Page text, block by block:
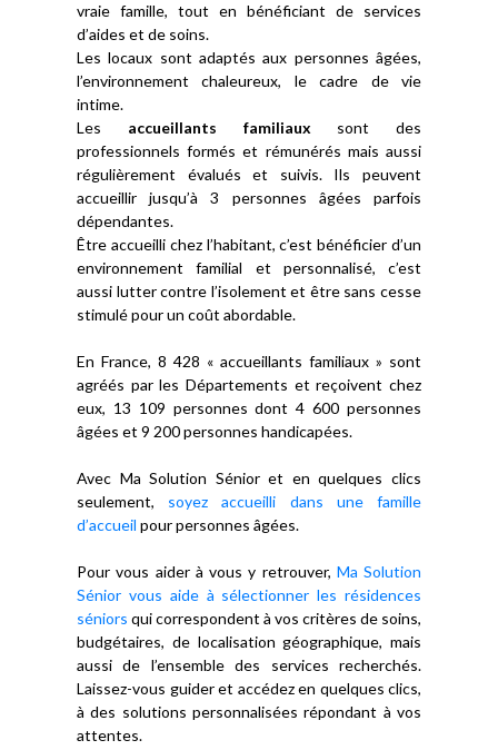
vraie famille, tout en bénéficiant de services
d’aides et de soins.
Les locaux sont adaptés aux personnes âgées,
l’environnement chaleureux, le cadre de vie
intime.
Les accueillants familiaux sont des
professionnels formés et rémunérés mais aussi
régulièrement évalués et suivis. Ils peuvent
accueillir jusqu’à 3 personnes âgées parfois
dépendantes.
Être accueilli chez l’habitant, c’est bénéficier d’un
environnement familial et personnalisé, c’est
aussi lutter contre l’isolement et être sans cesse
stimulé pour un coût abordable.
En France, 8 428 « accueillants familiaux » sont
agréés par les Départements et reçoivent chez
eux, 13 109 personnes dont 4 600 personnes
âgées et 9 200 personnes handicapées.
Avec Ma Solution Sénior et en quelques clics
seulement, soyez accueilli dans une famille
d’accueil pour personnes âgées.
Pour vous aider à vous y retrouver, Ma Solution
Sénior vous aide à sélectionner les résidences
séniors qui correspondent à vos critères de soins,
budgétaires, de localisation géographique, mais
aussi de l’ensemble des services recherchés.
Laissez-vous guider et accédez en quelques clics,
à des solutions personnalisées répondant à vos
attentes.